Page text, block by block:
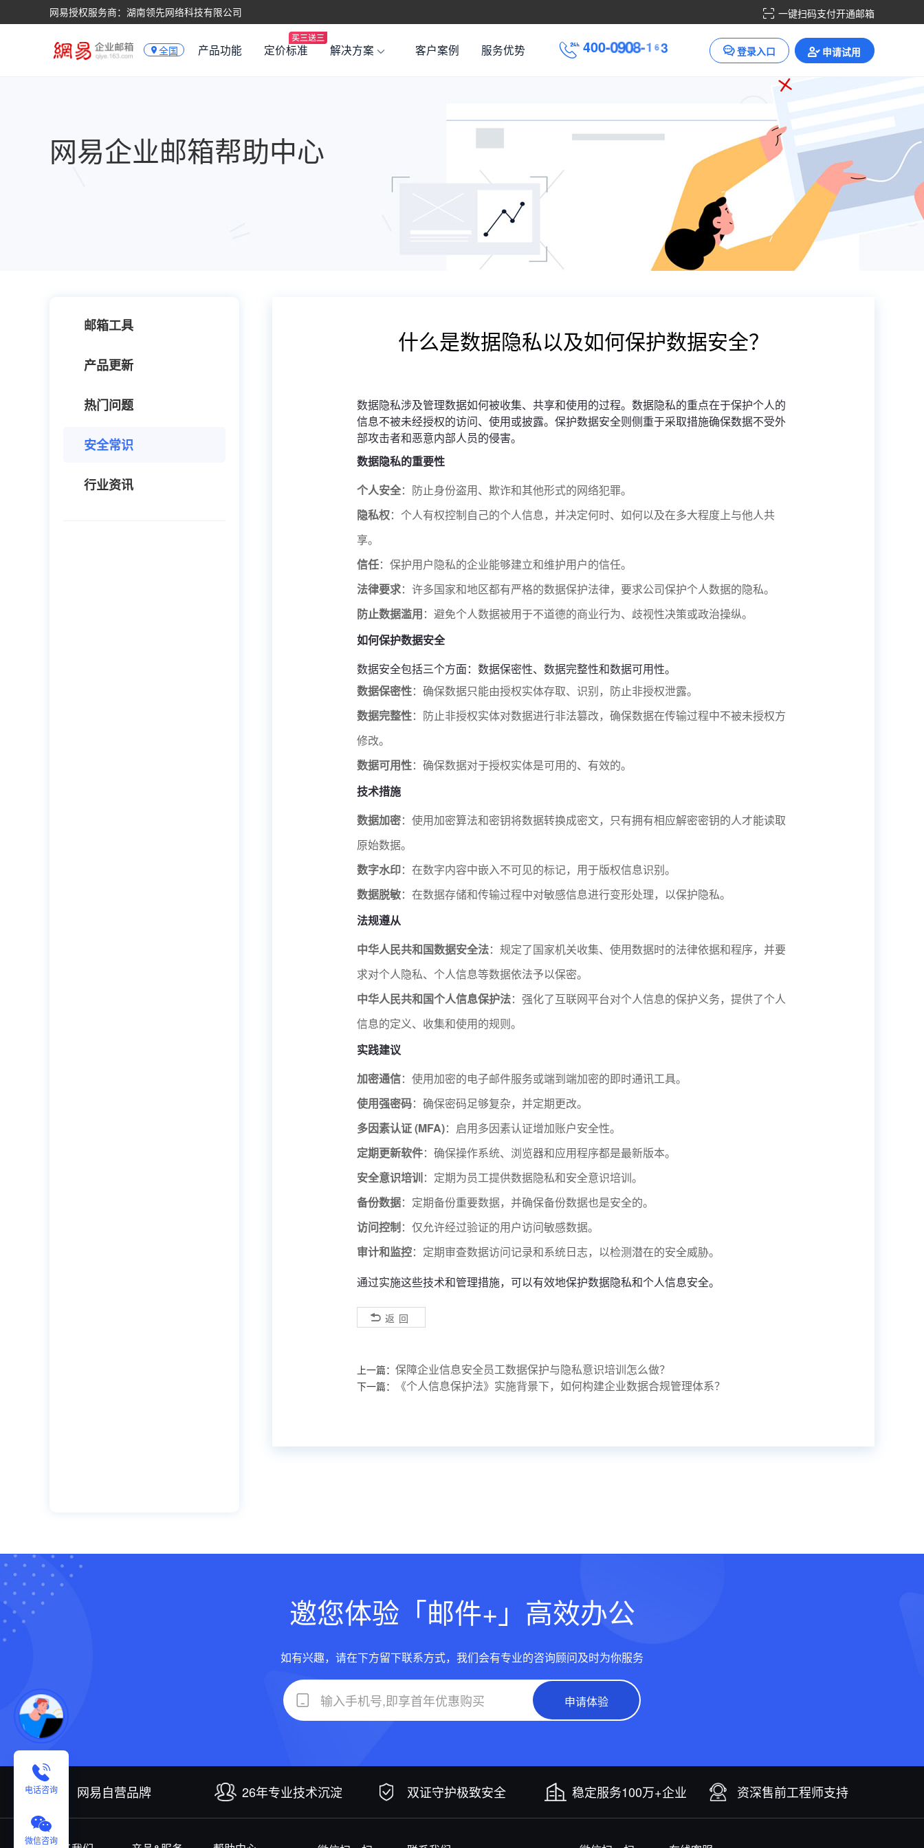
网易授权服务商：湖南领先网络科技有限公司 一键扫码支付开通邮箱
全国 产品功能 定价标准 解决方案 客户案例 服务优势 400-0908-163 登录入口 申请试用
电话咨询
微信咨询
网易企业邮箱帮助中心
邮箱工具
产品更新
热门问题
安全常识
行业资讯
什么是数据隐私以及如何保护数据安全？
数据隐私涉及管理数据如何被收集、共享和使用的过程。数据隐私的重点在于保护个人的
信息不被未经授权的访问、使用或披露。保护数据安全则侧重于采取措施确保数据不受外
部攻击者和恶意内部人员的侵害。
数据隐私的重要性
个人安全：防止身份盗用、欺诈和其他形式的网络犯罪。
隐私权：个人有权控制自己的个人信息，并决定何时、如何以及在多大程度上与他人共
享。
信任：保护用户隐私的企业能够建立和维护用户的信任。
法律要求：许多国家和地区都有严格的数据保护法律，要求公司保护个人数据的隐私。
防止数据滥用：避免个人数据被用于不道德的商业行为、歧视性决策或政治操纵。
如何保护数据安全
数据安全包括三个方面：数据保密性、数据完整性和数据可用性。
数据保密性：确保数据只能由授权实体存取、识别，防止非授权泄露。
数据完整性：防止非授权实体对数据进行非法篡改，确保数据在传输过程中不被未授权方
修改。
数据可用性：确保数据对于授权实体是可用的、有效的。
技术措施
数据加密：使用加密算法和密钥将数据转换成密文，只有拥有相应解密密钥的人才能读取
原始数据。
数字水印：在数字内容中嵌入不可见的标记，用于版权信息识别。
数据脱敏：在数据存储和传输过程中对敏感信息进行变形处理，以保护隐私。
法规遵从
中华人民共和国数据安全法：规定了国家机关收集、使用数据时的法律依据和程序，并要
求对个人隐私、个人信息等数据依法予以保密。
中华人民共和国个人信息保护法：强化了互联网平台对个人信息的保护义务，提供了个人
信息的定义、收集和使用的规则。
实践建议
加密通信：使用加密的电子邮件服务或端到端加密的即时通讯工具。
使用强密码：确保密码足够复杂，并定期更改。
多因素认证 (MFA)：启用多因素认证增加账户安全性。
定期更新软件：确保操作系统、浏览器和应用程序都是最新版本。
安全意识培训：定期为员工提供数据隐私和安全意识培训。
备份数据：定期备份重要数据，并确保备份数据也是安全的。
访问控制：仅允许经过验证的用户访问敏感数据。
审计和监控：定期审查数据访问记录和系统日志，以检测潜在的安全威胁。
通过实施这些技术和管理措施，可以有效地保护数据隐私和个人信息安全。
返回
上一篇： 保障企业信息安全员工数据保护与隐私意识培训怎么做？
下一篇： 《个人信息保护法》实施背景下，如何构建企业数据合规管理体系？
邀您体验「邮件+」高效办公
如有兴趣，请在下方留下联系方式，我们会有专业的咨询顾问及时为你服务
申请体验
网易自营品牌 26年专业技术沉淀 双证守护极致安全 稳定服务100万+企业 资深售前工程师支持